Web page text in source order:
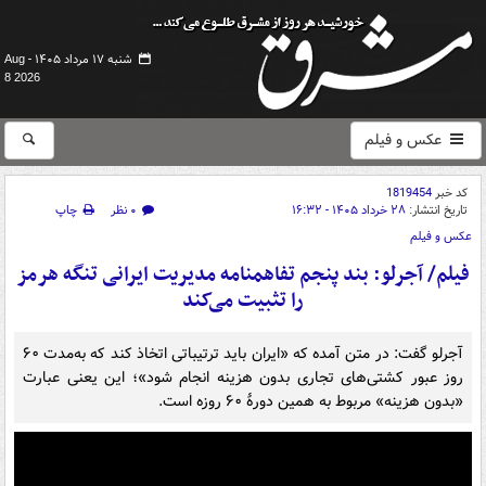
شنبه ۱۷ مرداد ۱۴۰۵ -
Aug
8 2026
عکس و فیلم
کد خبر1819454
تاریخ انتشار: ۲۸ خرداد ۱۴۰۵ - ۱۶:۳۲ ۰ نظر
چاپ
عکس و فیلم
فیلم/ آجرلو: بند پنجم تفاهمنامه مدیریت ایرانی تنگه هرمز
را تثبیت می‌کند
آجرلو گفت: در متن آمده که «ایران باید ترتیباتی اتخاذ کند که به‌مدت ۶۰
روز عبور کشتی‌های تجاری بدون هزینه انجام شود»؛ این یعنی عبارت
«بدون هزینه» مربوط به همین دورهٔ ۶۰ روزه است.